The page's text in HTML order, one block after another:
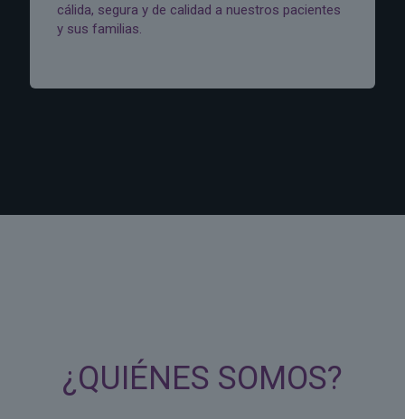
cálida, segura y de calidad a nuestros pacientes
y sus familias.
¿QUIÉNES SOMOS?